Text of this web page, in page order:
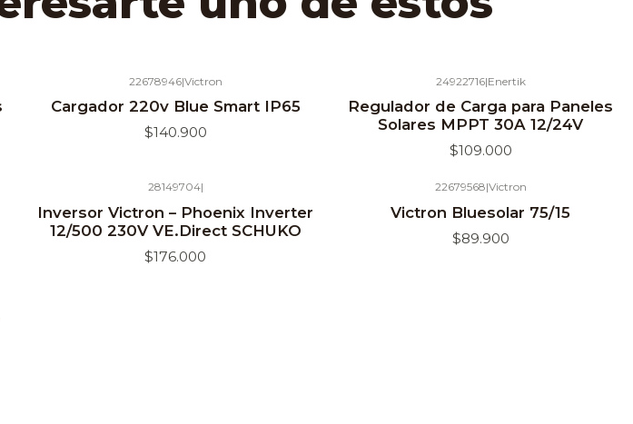
22678946|Victron
Cargador 220v Blue Smart IP65
$140.900
24922716|Enertik
Regulador de Carga para Paneles
Solares MPPT 30A 12/24V
$109.000
28149704|
Inversor Victron – Phoenix Inverter
12/500 230V VE.Direct SCHUKO
$176.000
22679568|Victron
Victron Bluesolar 75/15
$89.900